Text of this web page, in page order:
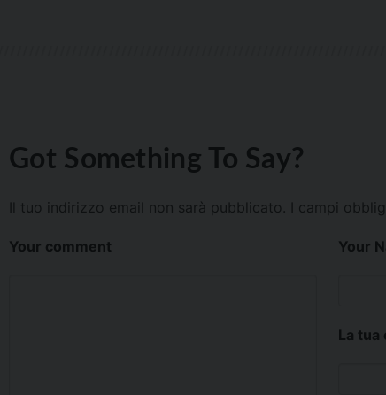
Got Something To Say?
Il tuo indirizzo email non sarà pubblicato. I campi
Your comment Your
La tua